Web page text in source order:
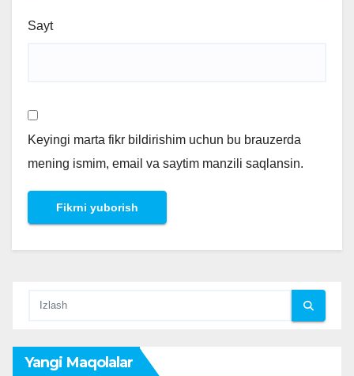
Sayt
Keyingi marta fikr bildirishim uchun bu brauzerda
mening ismim, email va saytim manzili saqlansin.
Yangi Maqolalar